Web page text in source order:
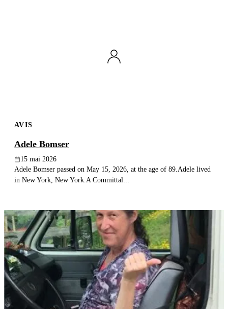
AVIS
Adele Bomser
15 mai 2026
Adele Bomser passed on May 15, 2026, at the age of 89.Adele lived
in New York, New York.A Committal...